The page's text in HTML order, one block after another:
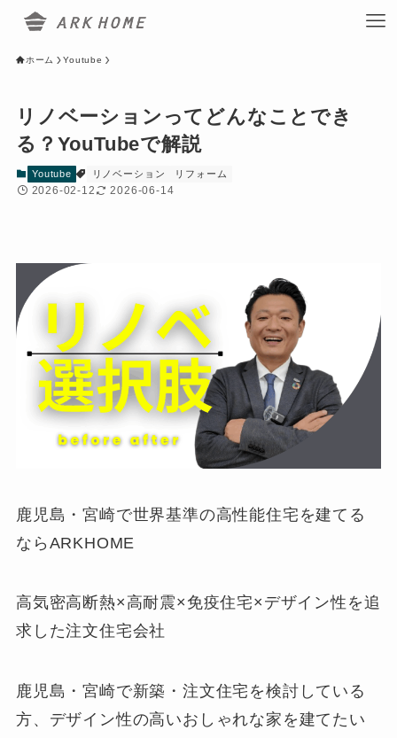
ホーム Youtube
リノベーションってどんなことでき
る？YouTubeで解説
Youtube リノベーション リフォーム
2026-02-12 2026-06-14
鹿児島・宮崎で世界基準の高性能住宅を建てる
ならARKHOME
高気密高断熱×高耐震×免疫住宅×デザイン性を追
求した注文住宅会社
鹿児島・宮崎で新築・注文住宅を検討している
方、デザイン性の高いおしゃれな家を建てたい